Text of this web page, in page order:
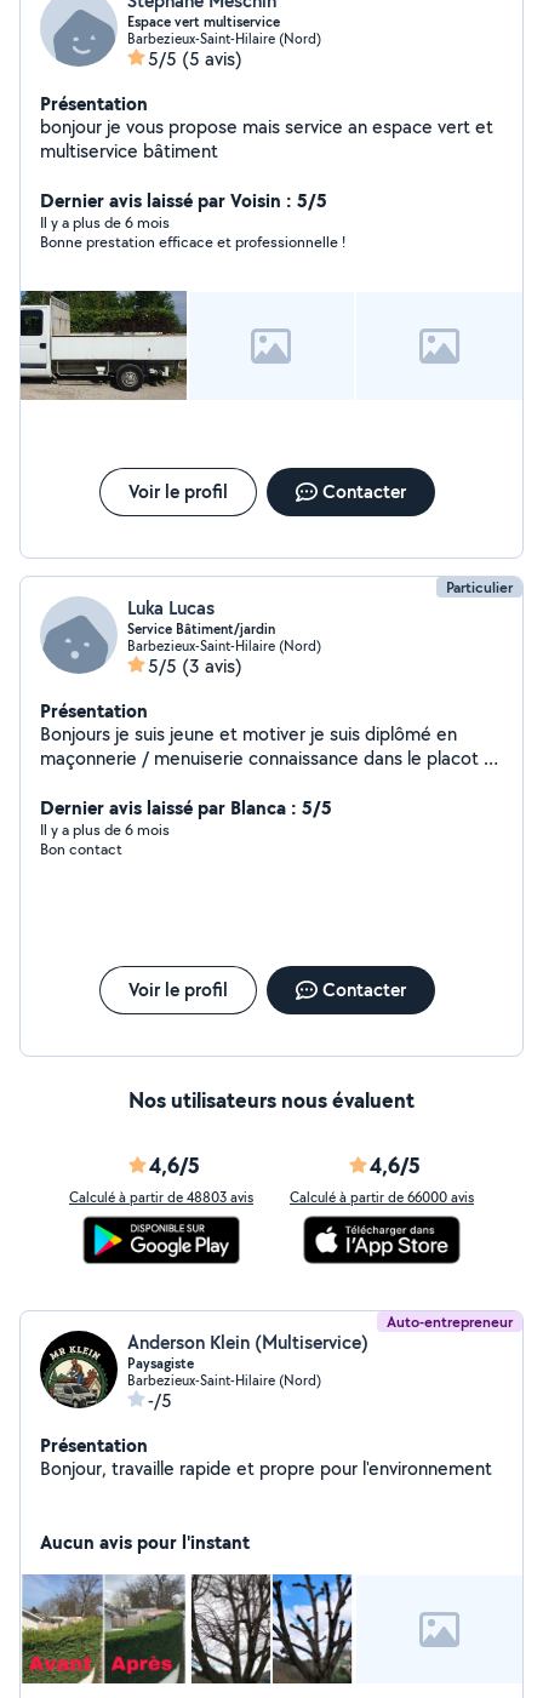
Espace vert multiservice
Barbezieux-Saint-Hilaire (Nord)
5/5 (5 avis)
Présentation
bonjour je vous propose mais service an espace vert et
multiservice bâtiment
Dernier avis laissé par Voisin : 5/5
Il y a plus de 6 mois
Bonne prestation efficace et professionnelle !
Voir le profil Contacter
Particulier
Luka Lucas
Service Bâtiment/jardin
Barbezieux-Saint-Hilaire (Nord)
5/5 (3 avis)
Présentation
Bonjours je suis jeune et motiver je suis diplômé en
maçonnerie / menuiserie connaissance dans le placot et
toucher à tous alors hésiter pas à me contacter
cordialement .
Dernier avis laissé par Blanca : 5/5
Il y a plus de 6 mois
Bon contact
Voir le profil Contacter
Nos utilisateurs nous évaluent
4,6/5
Calculé à partir de 48803 avis
4,6/5
Calculé à partir de 66000 avis
Auto-entrepreneur
Anderson Klein (Multiservice)
Paysagiste
Barbezieux-Saint-Hilaire (Nord)
-/5
Présentation
Bonjour, travaille rapide et propre pour l'environnement
Aucun avis pour l'instant